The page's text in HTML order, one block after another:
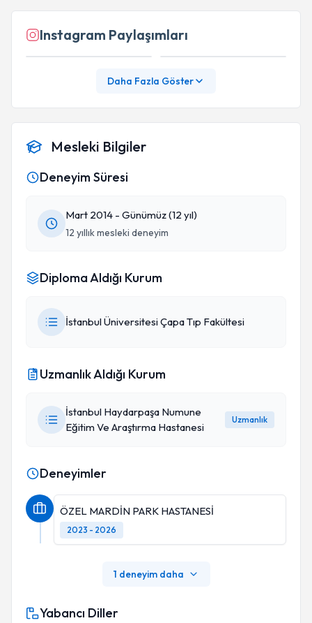
Instagram Paylaşımları
Daha Fazla Göster
Mesleki Bilgiler
Deneyim Süresi
Mart 2014 - Günümüz (12 yıl)
12 yıllık mesleki deneyim
Diploma Aldığı Kurum
İstanbul Üniversitesi Çapa Tıp Fakültesi
Uzmanlık Aldığı Kurum
İstanbul Haydarpaşa Numune
Eğitim Ve Araştırma Hastanesi
Uzmanlık
Deneyimler
ÖZEL MARDİN PARK HASTANESİ
2023 - 2026
1 deneyim daha
Yabancı Diller